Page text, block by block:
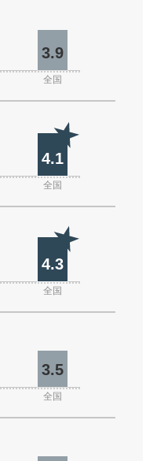
3.9
全国
4.1
全国
4.3
全国
3.5
全国